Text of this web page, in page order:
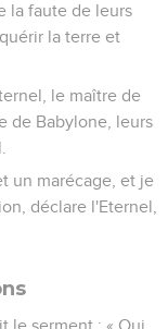
la faute de leurs
la terre et
le maître de
de Babylone, leurs
un marécage, et je
déclare l'Eternel,
le serment : « Oui,